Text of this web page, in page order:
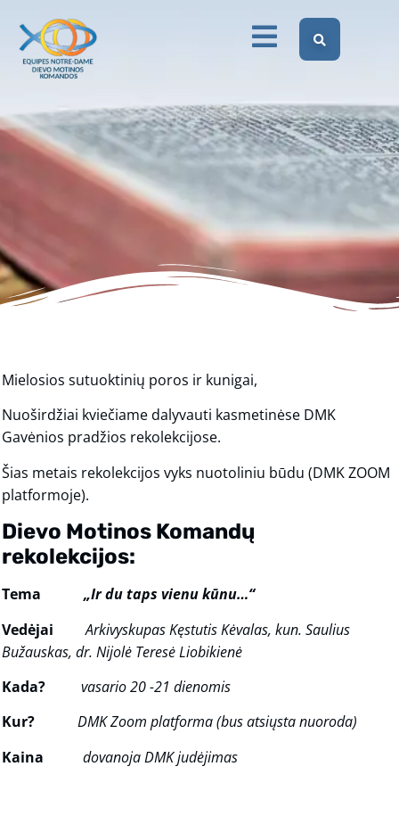
Dievo Motinos Komandos Lietuvoje
Renginiai
Dievo Motinos Komandų rekolekcijos
Mielosios sutuoktinių poros ir kunigai,
Nuoširdžiai kviečiame dalyvauti kasmetinėse DMK
Gavėnios pradžios rekolekcijose.
Šias metais rekolekcijos vyks nuotoliniu būdu (DMK ZOOM
platformoje).
Dievo Motinos Komandų
rekolekcijos:
Tema „Ir du taps vienu kūnu…“
VedėjaiArkivyskupas Kęstutis Kėvalas, kun. Saulius
Bužauskas, dr. Nijolė Teresė Liobikienė
Kada? vasario 20 -21 dienomis
Kur? DMK Zoom platforma (bus atsiųsta nuoroda)
Kaina dovanoja DMK judėjimas